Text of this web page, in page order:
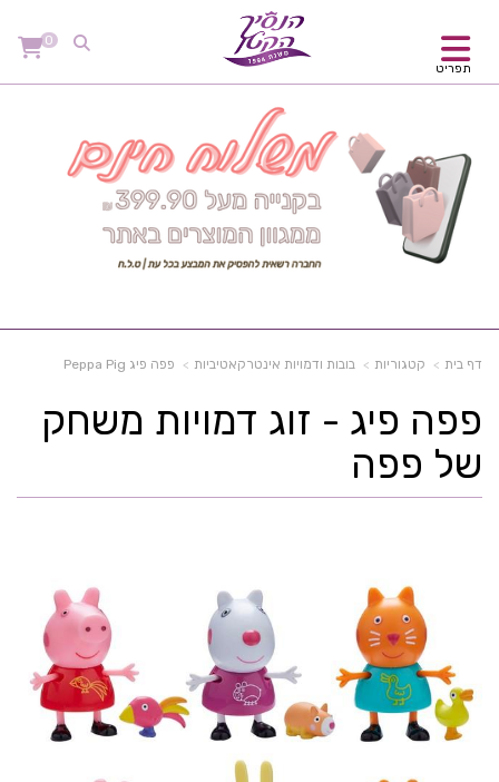
תפריט
0
דף בית קטגוריות בובות ודמויות אינטרקאטיביות פפה פיג Peppa Pig
פפה פיג - זוג דמויות משחק
של פפה